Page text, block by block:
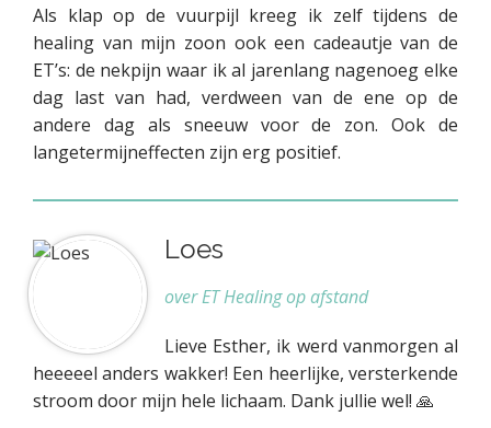
Als klap op de vuurpijl kreeg ik zelf tijdens de
healing van mijn zoon ook een cadeautje van de
ET’s: de nekpijn waar ik al jarenlang nagenoeg elke
dag last van had, verdween van de ene op de
andere dag als sneeuw voor de zon. Ook de
langetermijneffecten zijn erg positief.
Loes
over ET Healing op afstand
Lieve Esther, ik werd vanmorgen al
heeeeel anders wakker! Een heerlijke, versterkende
stroom door mijn hele lichaam. Dank jullie wel! 🙏